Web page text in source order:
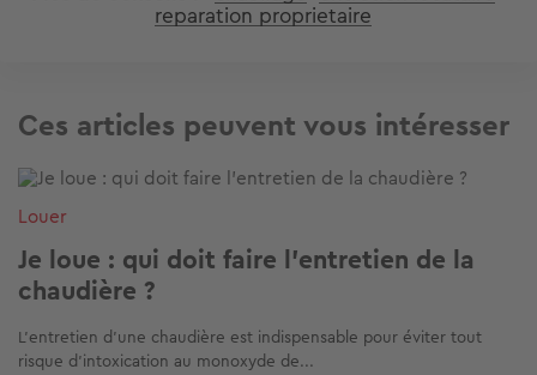
reparation proprietaire
Ces articles peuvent vous intéresser
Image
Louer
Je loue : qui doit faire l'entretien de la
chaudière ?
L’entretien d’une chaudière est indispensable pour éviter tout
risque d’intoxication au monoxyde de...